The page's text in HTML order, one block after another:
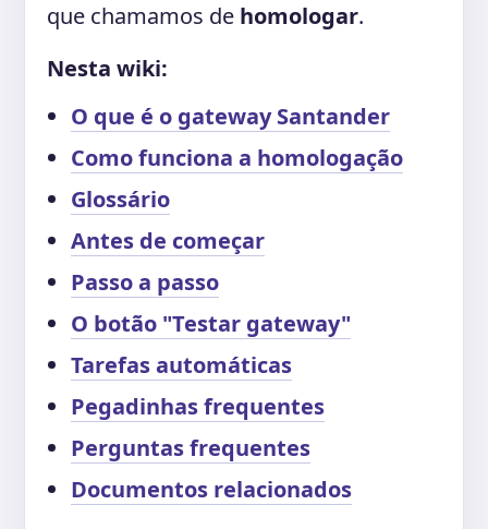
que chamamos de homologar.
Nesta wiki:
O que é o gateway Santander
Como funciona a homologação
Glossário
Antes de começar
Passo a passo
O botão "Testar gateway"
Tarefas automáticas
Pegadinhas frequentes
Perguntas frequentes
Documentos relacionados